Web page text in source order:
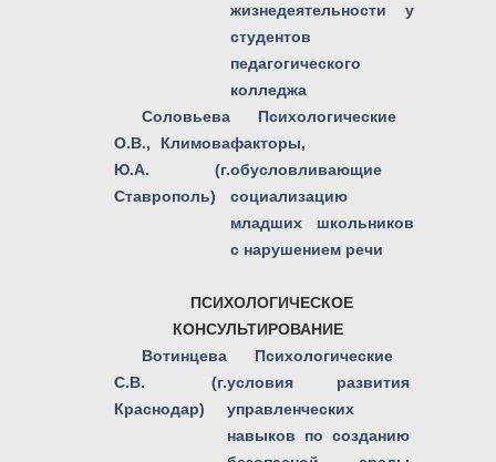
жизнедеятельности у
студентов
педагогического
колледжа
Соловьева
О.В., Климова
Ю.А. (г.
Ставрополь)
Психологические
факторы,
обусловливающие
социализацию
младших школьников
с нарушением речи
ПСИХОЛОГИЧЕСКОЕ
КОНСУЛЬТИРОВАНИЕ
Вотинцева
С.В. (г.
Краснодар)
Психологические
условия развития
управленческих
навыков по созданию